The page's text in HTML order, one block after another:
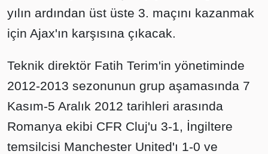
yılın ardından üst üste 3. maçını kazanmak
için Ajax'ın karşısına çıkacak.
Teknik direktör Fatih Terim'in yönetiminde
2012-2013 sezonunun grup aşamasında 7
Kasım-5 Aralık 2012 tarihleri arasında
Romanya ekibi CFR Cluj'u 3-1, İngiltere
temsilcisi Manchester United'ı 1-0 ve